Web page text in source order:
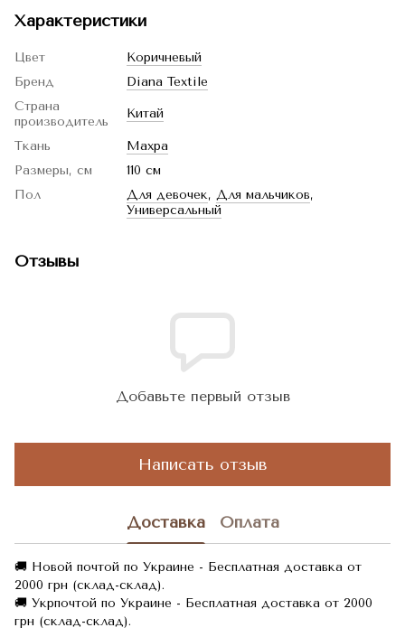
Характеристики
Цвет
Коричневый
Бренд
Diana Textile
Страна
производитель
Китай
Ткань
Махра
Размеры, см
110 см
Пол
Для девочек, Для мальчиков,
Универсальный
Отзывы
Добавьте первый отзыв
Написать отзыв
Доставка Оплата
🚚 Новой почтой по Украине - Бесплатная доставка от
2000 грн (склад-склад).
🚚 Укрпочтой по Украине - Бесплатная доставка от 2000
грн (склад-склад).